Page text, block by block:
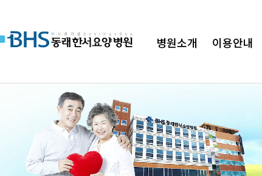
병원소개 이용안내
BHS 동래한서요양병원이 함께하겠습니다.